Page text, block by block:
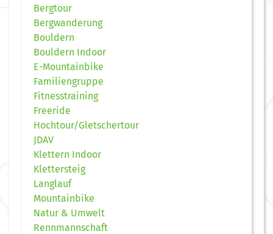
Bergtour
Bergwanderung
Bouldern
Bouldern Indoor
E-Mountainbike
Familiengruppe
Fitnesstraining
Freeride
Hochtour/Gletschertour
JDAV
Klettern Indoor
Klettersteig
Langlauf
Mountainbike
Natur & Umwelt
Rennmannschaft